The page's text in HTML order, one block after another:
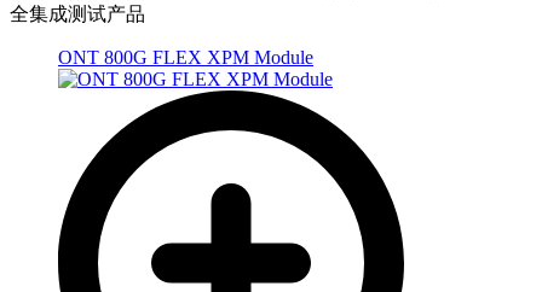
全集成测试产品
ONT 800G FLEX XPM Module